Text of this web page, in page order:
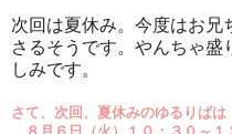
次回は夏休み。今度はお兄
さるそうです。やんちゃ盛
しみです。
さて、次回、夏休みのゆるりばは